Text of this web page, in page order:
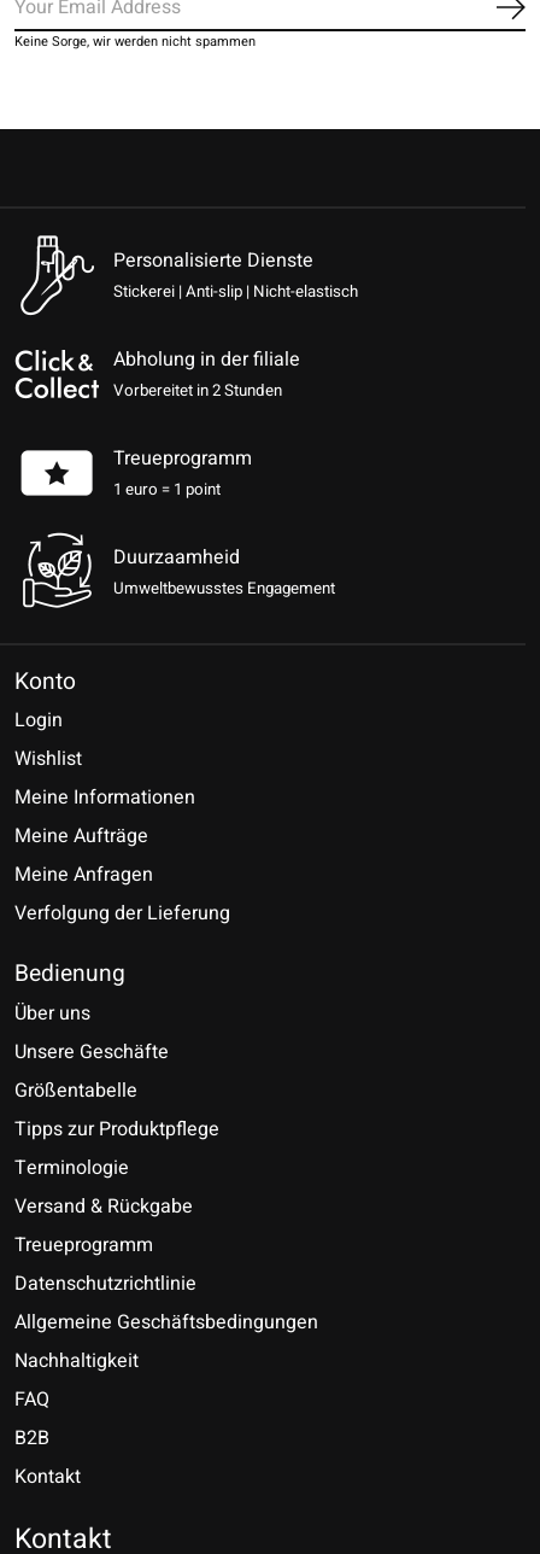
Keine Sorge, wir werden nicht spammen
Personalisierte Dienste
Stickerei | Anti-slip | Nicht-elastisch
Abholung in der filiale
Vorbereitet in 2 Stunden
Treueprogramm
1 euro = 1 point
Duurzaamheid
Umweltbewusstes Engagement
Konto
Login
Wishlist
Meine Informationen
Meine Aufträge
Meine Anfragen
Verfolgung der Lieferung
Bedienung
Über uns
Unsere Geschäfte
Größentabelle
Tipps zur Produktpflege
Terminologie
Versand & Rückgabe
Treueprogramm
Datenschutzrichtlinie
Allgemeine Geschäftsbedingungen
Nachhaltigkeit
FAQ
B2B
Kontakt
Kontakt